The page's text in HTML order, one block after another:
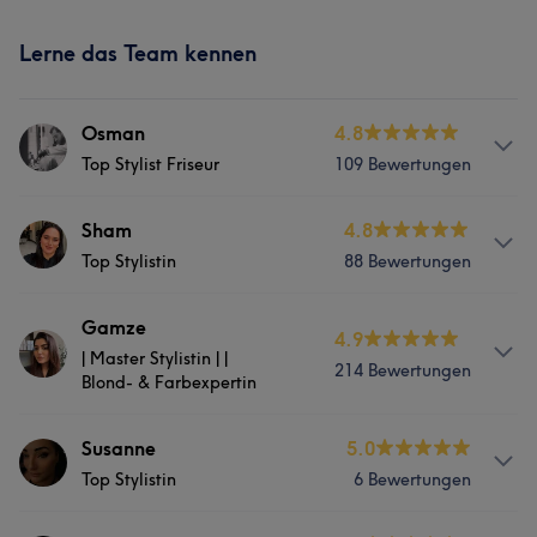
Lerne das Team kennen
Osman
Top Stylist Friseur
4.8
109 Bewertungen
Info
Top Stylist spezialisiert auf Herren Frisuren, Dauerwelle ,
Services
Portfolio
Sham
Top Stylistin
4.8
88 Bewertungen
Info
Top Stylistin – seit 2016 mit Leidenschaft, Kreativität und
Herz. 💇‍♀️ 💇🏻‍♂️Cut & Color 🌸 Hochsteckfrisuren-
perfekten Look
Gamze
| Master Stylistin | |
Blond- & Farbexpertin
4.9
214 Bewertungen
Info
Herzlich willkommen! Ich bin Inhaberin und Master
Susanne
Top Stylistin
5.0
6 Bewertungen